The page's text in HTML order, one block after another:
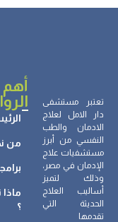
تعتبر مستشفى
دار الامل لعلاج
الادمان والطب
النفسي من أبرز
مستشفيات علاج
الإدمان في مصر،
وذلك لتميز
أساليب العلاج
الحديثة التي
تقدمها
أهم
من
ماذا
؟